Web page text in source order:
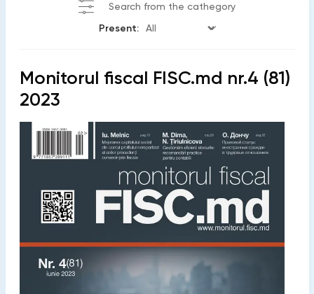
Search from the cathegory
Present:
Monitorul fiscal FISC.md nr.4 (81)
2023